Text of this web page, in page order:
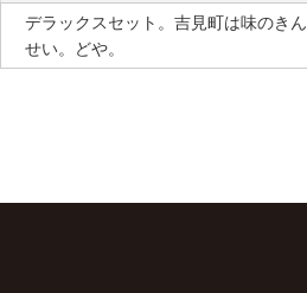
デラックスセット。吉見町は味のきん
せい。どや。